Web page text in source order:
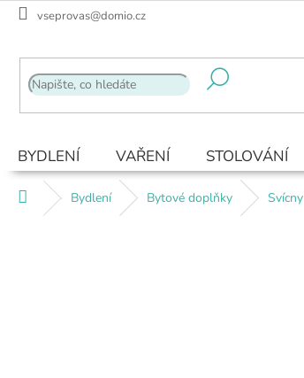
Přejít
vseprovas@domio.cz
BYDLENÍ VAŘENÍ STOLOVÁNÍ
Domů Bydlení Bytové doplňky Svícny